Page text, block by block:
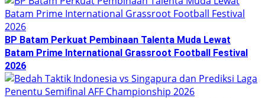
BP Batam Perkuat Pembinaan Talenta Muda Lewat
Batam Prime International Grassroot Football Festival
2026